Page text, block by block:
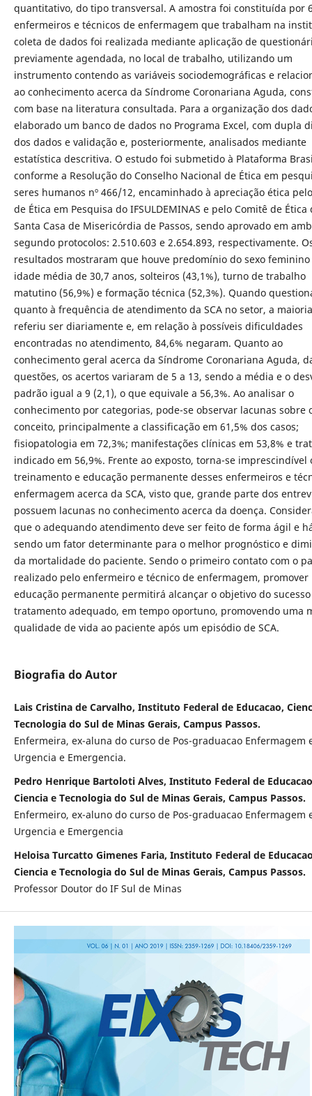
quantitativo, do tipo transversal. A amostra foi constituída por
enfermeiros e técnicos de enfermagem que trabalham na
coleta de dados foi realizada mediante aplicação de
previamente agendada, no local de trabalho, utilizando um
instrumento contendo as variáveis sociodemográficas e
ao conhecimento acerca da Síndrome Coronariana Aguda,
com base na literatura consultada. Para a organização dos
elaborado um banco de dados no Programa Excel, com dupla
dos dados e validação e, posteriormente, analisados mediante
estatística descritiva. O estudo foi submetido à Plataforma
conforme a Resolução do Conselho Nacional de Ética em
seres humanos nº 466/12, encaminhado à apreciação ética
de Ética em Pesquisa do IFSULDEMINAS e pelo Comitê de Ética
Santa Casa de Misericórdia de Passos, sendo aprovado em
segundo protocolos: 2.510.603 e 2.654.893, respectivamente.
resultados mostraram que houve predomínio do sexo feminino
idade média de 30,7 anos, solteiros (43,1%), turno de trabalho
matutino (56,9%) e formação técnica (52,3%). Quando
quanto à frequência de atendimento da SCA no setor, a
referiu ser diariamente e, em relação à possíveis dificuldades
encontradas no atendimento, 84,6% negaram. Quanto ao
conhecimento geral acerca da Síndrome Coronariana Aguda,
questões, os acertos variaram de 5 a 13, sendo a média e o
padrão igual a 9 (2,1), o que equivale a 56,3%. Ao analisar o
conhecimento por categorias, pode-se observar lacunas sobre
conceito, principalmente a classificação em 61,5% dos casos;
fisiopatologia em 72,3%; manifestações clínicas em 53,8% e
indicado em 56,9%. Frente ao exposto, torna-se imprescindível
treinamento e educação permanente desses enfermeiros e
enfermagem acerca da SCA, visto que, grande parte dos
possuem lacunas no conhecimento acerca da doença.
que o adequando atendimento deve ser feito de forma ágil e
sendo um fator determinante para o melhor prognóstico e
da mortalidade do paciente. Sendo o primeiro contato com o
realizado pelo enfermeiro e técnico de enfermagem, promover
educação permanente permitirá alcançar o objetivo do
tratamento adequado, em tempo oportuno, promovendo uma
qualidade de vida ao paciente após um episódio de SCA.
Biografia do Autor
Lais Cristina de Carvalho, Instituto Federal de Educacao,
Tecnologia do Sul de Minas Gerais, Campus Passos.
Enfermeira, ex-aluna do curso de Pos-graduacao Enfermagem
Urgencia e Emergencia.
Pedro Henrique Bartoloti Alves, Instituto Federal de
Ciencia e Tecnologia do Sul de Minas Gerais, Campus Passos.
Enfermeiro, ex-aluno do curso de Pos-graduacao Enfermagem
Urgencia e Emergencia
Heloisa Turcatto Gimenes Faria, Instituto Federal de
Ciencia e Tecnologia do Sul de Minas Gerais, Campus Passos.
Professor Doutor do IF Sul de Minas